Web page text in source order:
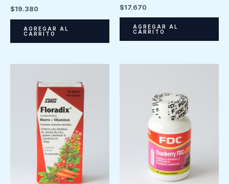
$19.380
AGREGAR AL
CARRITO
$17.670
AGREGAR AL
CARRITO